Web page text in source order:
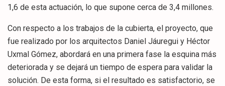
1,6 de esta actuación, lo que supone cerca de 3,4 millones.
Con respecto a los trabajos de la cubierta, el proyecto, que
fue realizado por los arquitectos Daniel Jáuregui y Héctor
Uxmal Gómez, abordará en una primera fase la esquina más
deteriorada y se dejará un tiempo de espera para validar la
solución. De esta forma, si el resultado es satisfactorio, se